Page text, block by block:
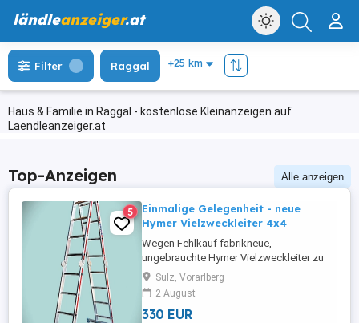
ländleanzeiger.at
Haus & Familie in Raggal - kostenlose Kleinanzeigen auf
Laendleanzeiger.at
Filter Raggal
Top-Anzeigen Alle anzeigen
5
Einmalige Gelegenheit - neue
Hymer Vielzweckleiter 4x4
Wegen Fehlkauf fabrikneue,
ungebrauchte Hymer Vielzweckleiter zu
verkaufen: 4x4 Sprossen, deutsche
Markenqualität, platzsparend, mit
Bügelgelenken einfach zu bedienen,
zusammengeklappt 1,2x0,8x0,3 m,
Sulz, Vorarlberg
2 August
330 EUR